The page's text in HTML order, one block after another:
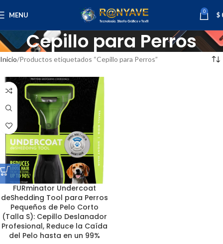
MENU 0 $
Cepillo para Perros
Inicio Productos etiquetados “Cepillo para Perros”
FURminator Undercoat
deShedding Tool para Perros
Pequeños de Pelo Corto
(Talla S): Cepillo Deslanador
Profesional, Reduce la Caída
del Pelo hasta en un 99%